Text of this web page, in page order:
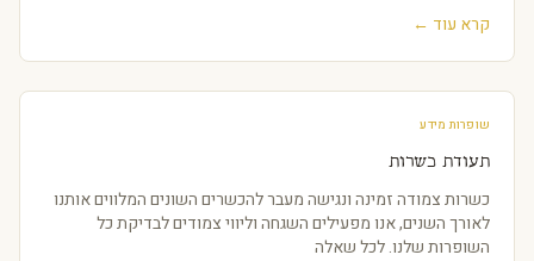
קרא עוד ←
שופרות מידע
תעודת כשרות
כשרות צמודה זמינה ונגישה מעבר להכשרים השונים המלווים אותנו
לאורך השנים, אנו מפעילים השגחה וליווי צמודים לבדיקת כל
השופרות שלנו. לכל שאלה